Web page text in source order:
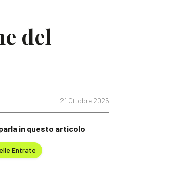
del
21 Ottobre 2025
in questo articolo
Entrate